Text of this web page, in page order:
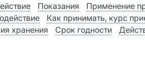
Показания
Применение
Как принимать, курс
хранения Срок годности